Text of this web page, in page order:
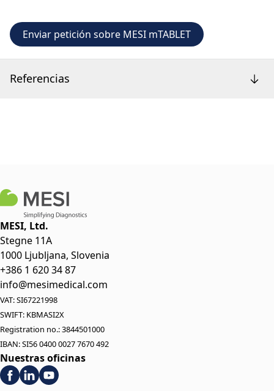
Enviar petición sobre MESI mTABLET
Referencias
MESI, Ltd.
Stegne 11A
1000 Ljubljana, Slovenia
+386 1 620 34 87
info@mesimedical.com
VAT: SI67221998
SWIFT: KBMASI2X
Registration no.: 3844501000
IBAN: SI56 0400 0027 7670 492
Nuestras oficinas